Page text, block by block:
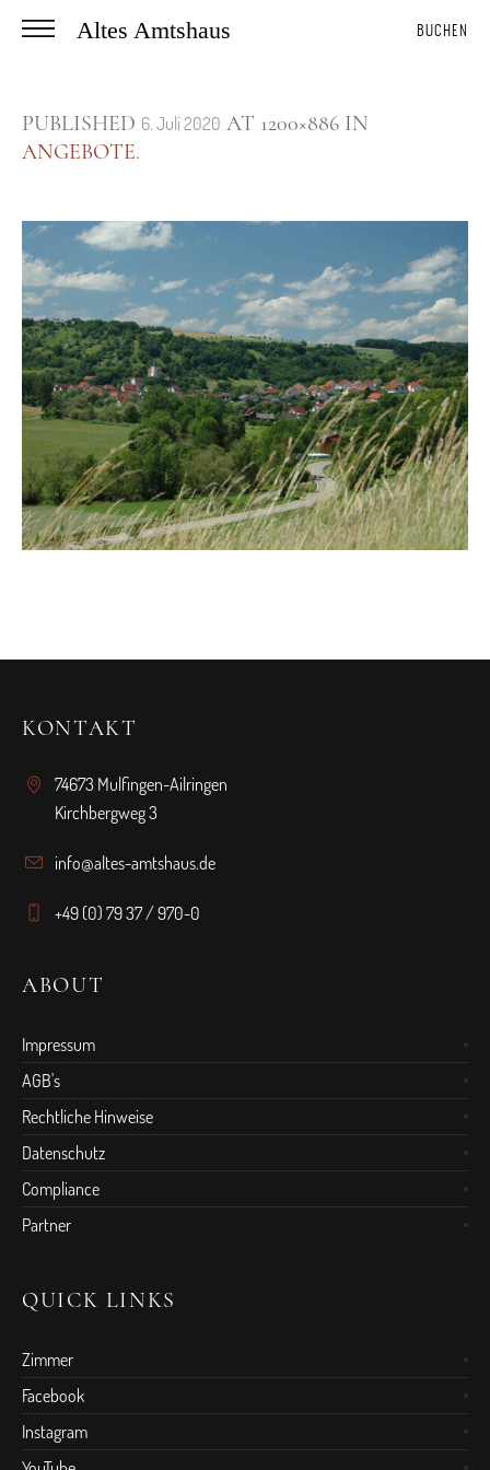
Altes Amtshaus BUCHEN
PUBLISHED 6. Juli 2020 AT 1200×886 IN
ANGEBOTE.
KONTAKT
74673 Mulfingen-Ailringen
Kirchbergweg 3
info@altes-amtshaus.de
+49 (0) 79 37 / 970-0
ABOUT
Impressum
AGB's
Rechtliche Hinweise
Datenschutz
Compliance
Partner
QUICK LINKS
Zimmer
Facebook
Instagram